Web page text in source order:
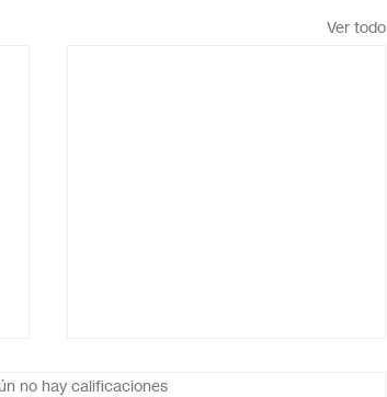
Ver todo
no hay calificaciones